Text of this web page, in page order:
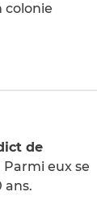
colonie
de
Parmi eux se
ans.